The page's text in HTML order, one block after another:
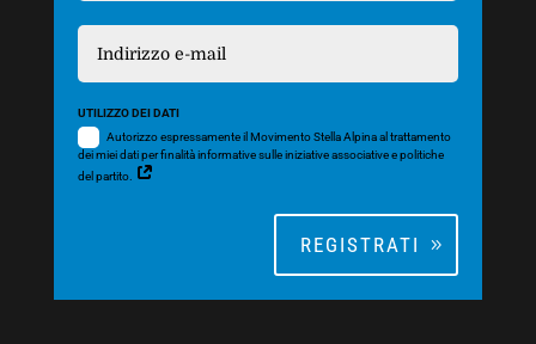
UTILIZZO DEI DATI
Autorizzo espressamente il Movimento Stella Alpina al trattamento
dei miei dati per finalità informative sulle iniziative associative e politiche
del partito.
REGISTRATI